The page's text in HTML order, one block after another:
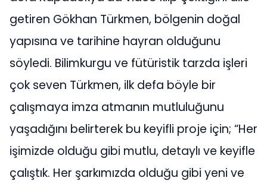
getiren Gökhan Türkmen, bölgenin doğal
yapısına ve tarihine hayran olduğunu
söyledi. Bilimkurgu ve fütüristik tarzda işleri
çok seven Türkmen, ilk defa böyle bir
çalışmaya imza atmanın mutluluğunu
yaşadığını belirterek bu keyifli proje için; “Her
işimizde olduğu gibi mutlu, detaylı ve keyifle
çalıştık. Her şarkımızda olduğu gibi yeni ve